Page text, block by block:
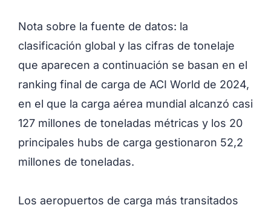
Nota sobre la fuente de datos: la
clasificación global y las cifras de tonelaje
que aparecen a continuación se basan en el
ranking final de carga de ACI World de 2024,
en el que la carga aérea mundial alcanzó casi
127 millones de toneladas métricas y los 20
principales hubs de carga gestionaron 52,2
millones de toneladas.
Los aeropuertos de carga más transitados